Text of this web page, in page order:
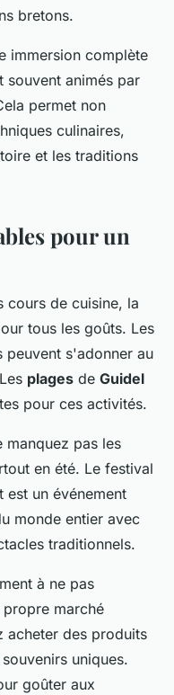
bretons.
immersion complète
souvent animés par
permet non
culinaires,
et les traditions
pour un
cours de cuisine, la
tous les goûts. Les
peuvent s'adonner au
plages de Guidel
pour ces activités.
manquez pas les
en été. Le festival
est un événement
monde entier avec
traditionnels.
à ne pas
propre marché
acheter des produits
uniques.
goûter aux